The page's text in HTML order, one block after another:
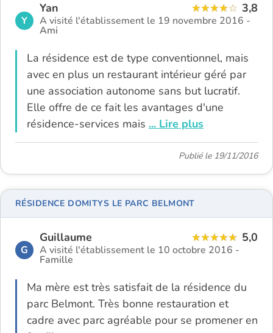
Y
Yan 3,8
A visité l'établissement le 19 novembre 2016 -
Ami
La résidence est de type conventionnel, mais
avec en plus un restaurant intérieur géré par
une association autonome sans but lucratif.
Elle offre de ce fait les avantages d'une
résidence-services mais ... Lire plus
Publié le 19/11/2016
G
Guillaume 5,0
A visité l'établissement le 10 octobre 2016 -
Famille
Ma mère est très satisfait de la résidence du
parc Belmont. Très bonne restauration et
cadre avec parc agréable pour se promener en
RÉSIDENCE DOMITYS LE PARC BELMONT